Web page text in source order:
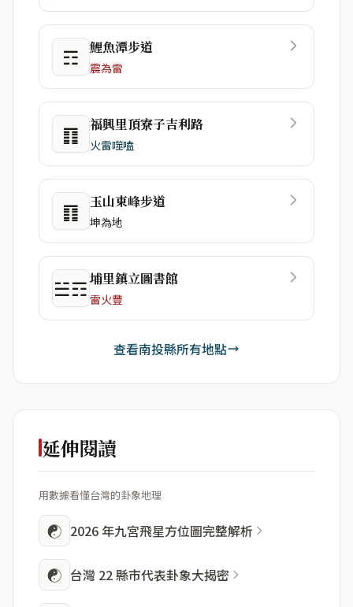
☶ 鯉魚潭步道
震為雷
䷖ 福興里頂寮子吉利路
火雷噬嗑
䷖ 玉山東峰步道
坤為地
☱☶埔里鎮立圖書館
雷火豐
查看南投縣所有地點
延伸閱讀
用數據看懂台灣的卦象地理
☯ 2026 年九宮飛星方位圖完整解析
☯ 台灣 22 縣市代表卦象大揭密